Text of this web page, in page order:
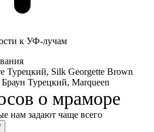
к УФ-лучам
Турецкий, Silk Georgette Brown
Турецкий, Marqueen
о мраморе
нам задают чаще всего